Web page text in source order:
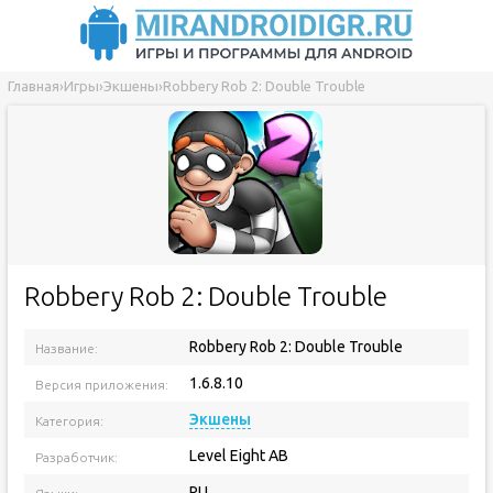
Главная›Игры›Экшены›Robbery Rob 2: Double Trouble
Robbery Rob 2: Double Trouble
Название: Robbery Rob 2: Double Trouble
Версия приложения: 1.6.8.10
Категория: Экшены
Разработчик: Level Eight AB